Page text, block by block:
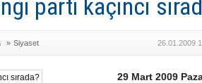
SÖZ
SPOR
parti kaçıncı
» Siyaset 26.01.2009
29 Mart 2009